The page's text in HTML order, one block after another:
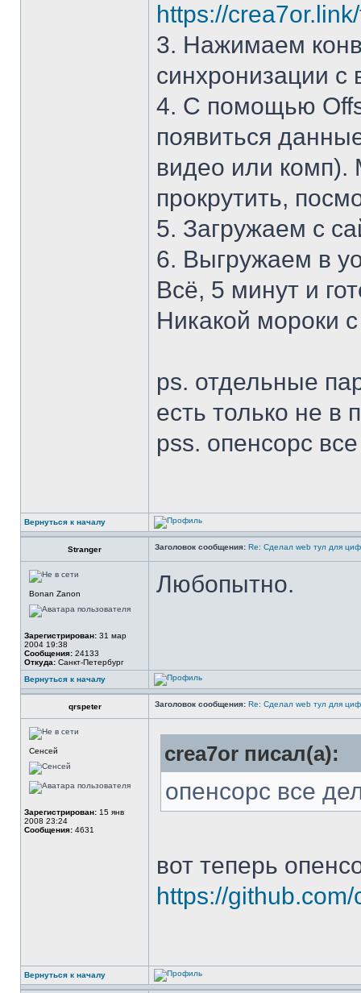
https://
3. Нажимаем
синхронизации с
4. С помощью
появиться
видео или
прокрутить,
5. Загружаем с
6. Выгружаем в
Всё, 5 минут и
Никакой мороки
ps. отдельные
есть только не в
pss. опенсорс
Вернуться к началу
Stranger Заголовок сообщения: Re: Сделал web тул для
Bonan Zanon
Зарегистрирован: 31 мар
2004 19:38
Сообщения: 24133
Откуда: Санкт-Петербург
Любопытно.
Вернуться к началу
qrspeter Заголовок сообщения: Re: Сделал web тул для
Сенсей
Зарегистрирован: 15 янв
2008 23:24
Сообщения: 4631
crea7or писал(а):
опенсорс все
вот теперь
https://
Вернуться к началу